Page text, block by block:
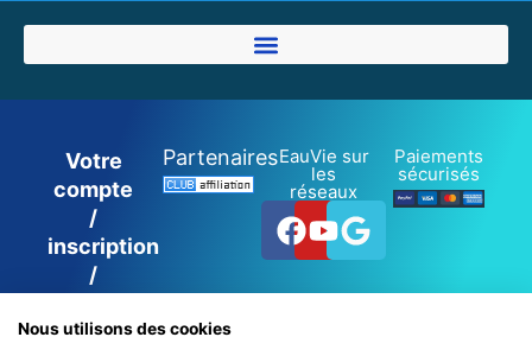
Votre
compte
/
inscription
/
PartenairesEauVie sur
les
réseaux
Facebook
Youtube
Google
Paiements
sécurisés
Nous utilisons des cookies